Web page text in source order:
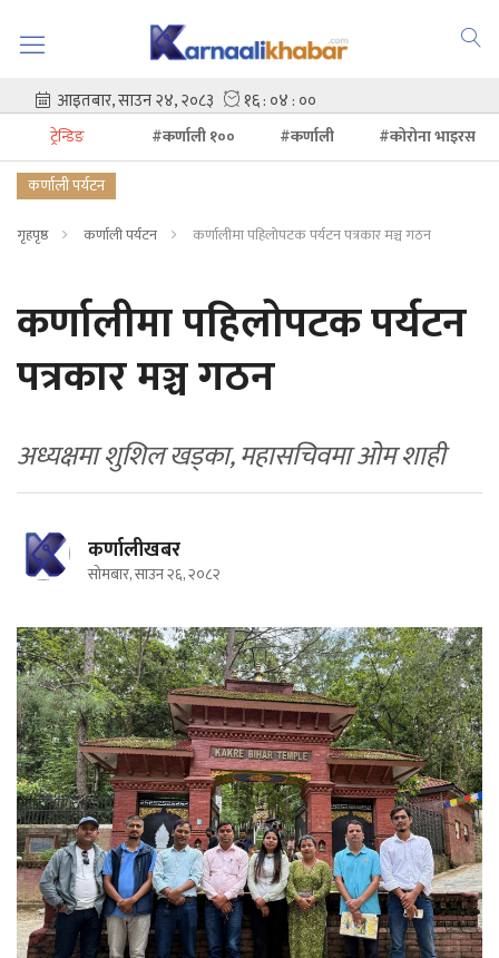
ट्रेन्डिङ #कर्णाली १०० #कर्णाली
#कोरोना भाइरस
कर्णाली पर्यटन
गृहपृष्ठ कर्णाली पर्यटन कर्णालीमा पहिलोपटक पर्यटन पत्रकार मञ्च गठन
कर्णालीमा पहिलोपटक पर्यटन
पत्रकार मञ्च गठन
अध्यक्षमा शुशिल खड्का, महासचिवमा ओम शाही
कर्णालीखबर
सोमबार, साउन २६, २०८२